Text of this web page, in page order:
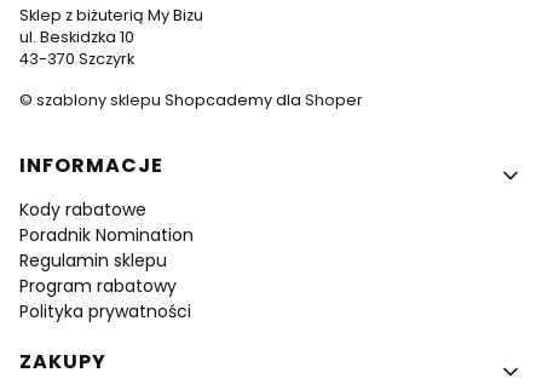
Sklep z biżuterią My Bizu
ul. Beskidzka 10
43-370 Szczyrk
© szablony sklepu Shopcademy dla Shoper
Linki w stopce
INFORMACJE
Kody rabatowe
Poradnik Nomination
Regulamin sklepu
Program rabatowy
Polityka prywatności
ZAKUPY